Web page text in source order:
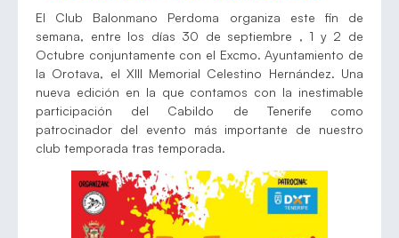
El Club Balonmano Perdoma organiza este fin de
semana, entre los días 30 de septiembre , 1 y 2 de
Octubre conjuntamente con el Excmo. Ayuntamiento de
la Orotava, el XIII Memorial Celestino Hernández. Una
nueva edición en la que contamos con la inestimable
participación del Cabildo de Tenerife como
patrocinador del evento más importante de nuestro
club temporada tras temporada.